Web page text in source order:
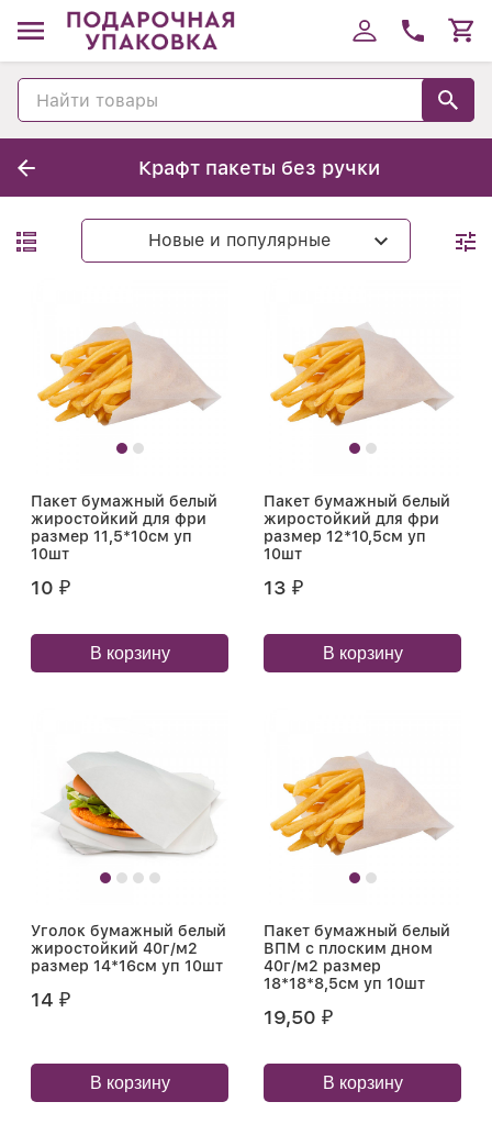
Крафт пакеты без ручки
Новые и популярные
Пакет бумажный белый
жиростойкий для фри
размер 11,5*10см уп
10шт
10 ₽
В корзину
Пакет бумажный белый
жиростойкий для фри
размер 12*10,5см уп
10шт
13 ₽
В корзину
Уголок бумажный белый
жиростойкий 40г/м2
размер 14*16см уп 10шт
14 ₽
В корзину
Пакет бумажный белый
ВПМ с плоским дном
40г/м2 размер
18*18*8,5см уп 10шт
19,50 ₽
В корзину